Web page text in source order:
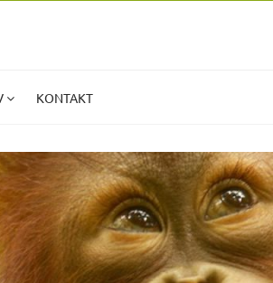
KONTAKT